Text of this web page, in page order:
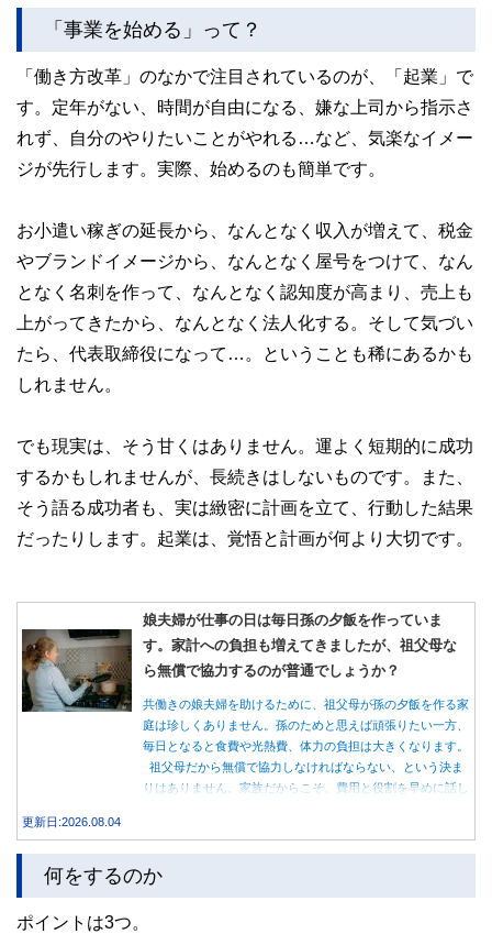
「事業を始める」って？
「働き方改革」のなかで注目されているのが、「起業」で
す。定年がない、時間が自由になる、嫌な上司から指示さ
れず、自分のやりたいことがやれる…など、気楽なイメー
ジが先行します。実際、始めるのも簡単です。
お小遣い稼ぎの延長から、なんとなく収入が増えて、税金
やブランドイメージから、なんとなく屋号をつけて、なん
となく名刺を作って、なんとなく認知度が高まり、売上も
上がってきたから、なんとなく法人化する。そして気づい
たら、代表取締役になって…。ということも稀にあるかも
しれません。
でも現実は、そう甘くはありません。運よく短期的に成功
するかもしれませんが、長続きはしないものです。また、
そう語る成功者も、実は緻密に計画を立て、行動した結果
だったりします。起業は、覚悟と計画が何より大切です。
娘夫婦が仕事の日は毎日孫の夕飯を作っていま
す。家計への負担も増えてきましたが、祖父母な
ら無償で協力するのが普通でしょうか？
共働きの娘夫婦を助けるために、祖父母が孫の夕飯を作る家
庭は珍しくありません。孫のためと思えば頑張りたい一方、
毎日となると食費や光熱費、体力の負担は大きくなります。
祖父母だから無償で協力しなければならない、という決ま
りはありません。家族だからこそ、費用と役割を早めに話し
更新日:2026.08.04
何をするのか
ポイントは3つ。